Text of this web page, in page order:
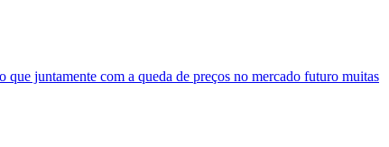
que juntamente com a queda de preços no mercado futuro muitas